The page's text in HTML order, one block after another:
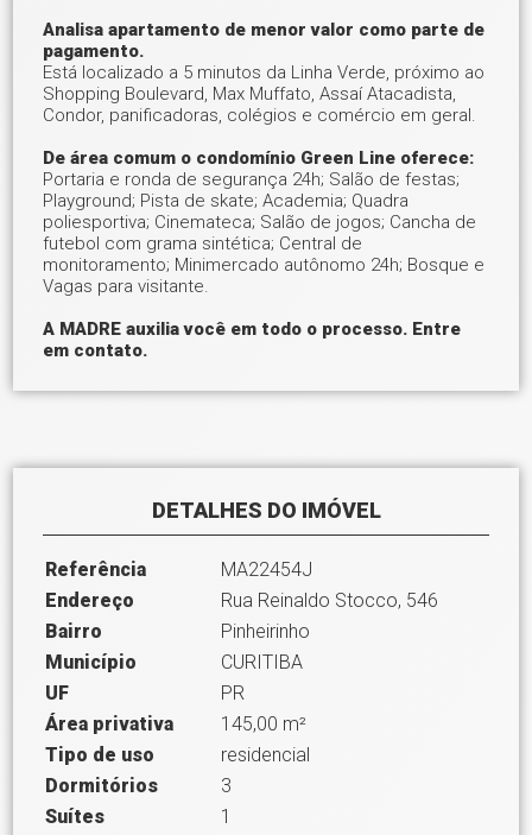
Analisa apartamento de menor valor como parte de
pagamento.
Está localizado a 5 minutos da Linha Verde, próximo ao
Shopping Boulevard, Max Muffato, Assaí Atacadista,
Condor, panificadoras, colégios e comércio em geral.
De área comum o condomínio Green Line oferece:
Portaria e ronda de segurança 24h; Salão de festas;
Playground; Pista de skate; Academia; Quadra
poliesportiva; Cinemateca; Salão de jogos; Cancha de
futebol com grama sintética; Central de
monitoramento; Minimercado autônomo 24h; Bosque e
Vagas para visitante.
A MADRE auxilia você em todo o processo. Entre
em contato.
DETALHES DO IMÓVEL
Referência
MA22454J
Endereço
Rua Reinaldo Stocco, 546
Bairro
Pinheirinho
Município
CURITIBA
UF
PR
Área privativa
145,00 m²
Tipo de uso
residencial
Dormitórios
3
Suítes
1